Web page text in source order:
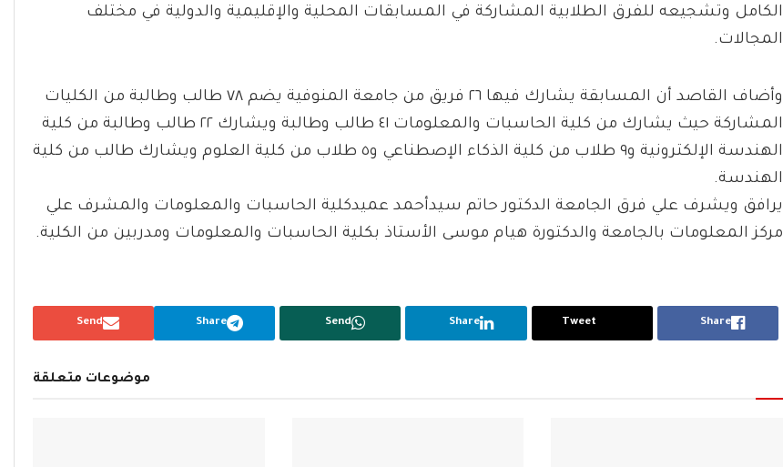
الكامل وتشجيعه للفرق الطلابية المشاركة في المسابقات المحلية والإقليمية والدولية في مختلف
المجالات.
وأضاف القاصد أن المسابقة يشارك فيها ٢٦ فريق من جامعة المنوفية يضم ٧٨ طالب وطالبة من الكليات
المشاركة حيث يشارك من كلية الحاسبات والمعلومات ٤١ طالب وطالبة ويشارك ٢٢ طالب وطالبة من كلية
الهندسة الإلكترونية و٩ طلاب من كلية الذكاء الإصطناعي و٥ طلاب من كلية العلوم ويشارك طالب من كلية
الهندسة.
يرافق ويشرف علي فرق الجامعة الدكتور حاتم سيدأحمد عميدكلية الحاسبات والمعلومات والمشرف علي
مركز المعلومات بالجامعة والدكتورة هيام موسى الأستاذ بكلية الحاسبات والمعلومات ومدربين من الكلية.
Share
Tweet
Share
Send
Share
Send
موضوعات متعلقة